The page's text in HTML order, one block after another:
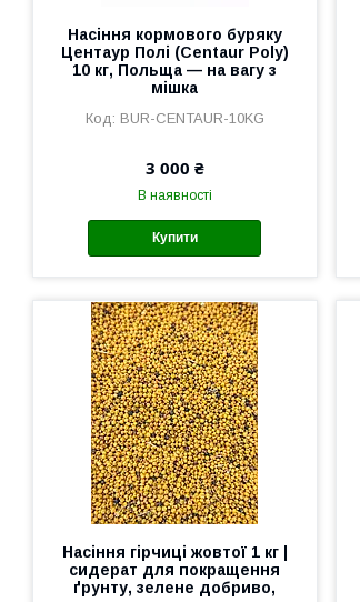
Насіння кормового буряку
Центаур Полі (Centaur Poly)
10 кг, Польща — на вагу з
мішка
BUR-CENTAUR-10KG
3 000 ₴
В наявності
Купити
Насіння гірчиці жовтої 1 кг |
сидерат для покращення
ґрунту, зелене добриво,